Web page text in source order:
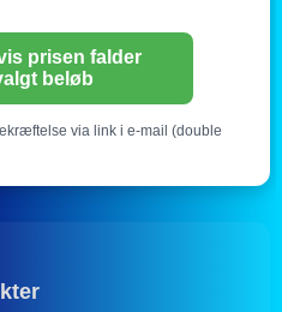
prisen falder
beløb
via link i e-mail (double